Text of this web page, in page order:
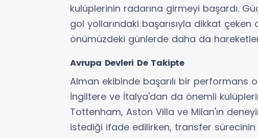
kulüplerinin radarına girmeyi başardı.
gol yollarındaki başarısıyla dikkat çeken
önümüzdeki günlerde daha da
Avrupa Devleri De Takipte
Alman ekibinde başarılı bir performans
İngiltere ve İtalya'dan da önemli
Tottenham, Aston Villa ve Milan'ın
istediği ifade edilirken, transfer